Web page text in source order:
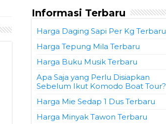
Informasi Terbaru
Harga Daging Sapi Per Kg Terbaru
Harga Tepung Mila Terbaru
Harga Buku Musik Terbaru
Apa Saja yang Perlu Disiapkan
Sebelum Ikut Komodo Boat Tour?
Harga Mie Sedap 1 Dus Terbaru
Harga Minyak Tawon Terbaru